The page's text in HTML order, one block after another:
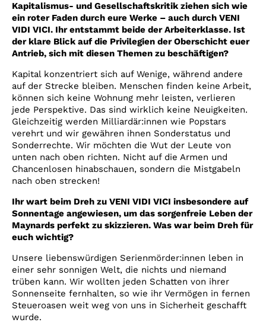
Kapitalismus- und Gesellschaftskritik ziehen sich wie
ein roter Faden durch eure Werke – auch durch VENI
VIDI VICI. Ihr entstammt beide der Arbeiterklasse. Ist
der klare Blick auf die Privilegien der Oberschicht euer
Antrieb, sich mit diesen Themen zu beschäftigen?
Kapital konzentriert sich auf Wenige, während andere
auf der Strecke bleiben. Menschen finden keine Arbeit,
können sich keine Wohnung mehr leisten, verlieren
jede Perspektive. Das sind wirklich keine Neuigkeiten.
Gleichzeitig werden Milliardär:innen wie Popstars
verehrt und wir gewähren ihnen Sonderstatus und
Sonderrechte. Wir möchten die Wut der Leute von
unten nach oben richten. Nicht auf die Armen und
Chancenlosen hinabschauen, sondern die Mistgabeln
nach oben strecken!
Ihr wart beim Dreh zu VENI VIDI VICI insbesondere auf
Sonnentage angewiesen, um das sorgenfreie Leben der
Maynards perfekt zu skizzieren. Was warbeim Dreh für
euch wichtig?
Unsere liebenswürdigen Serienmörder:innen leben in
einer sehr sonnigen Welt, die nichts und niemand
trüben kann. Wir wollten jeden Schatten von ihrer
Sonnenseite fernhalten, so wie ihr Vermögen in fernen
Steueroasen weit weg von uns in Sicherheit geschafft
wurde.